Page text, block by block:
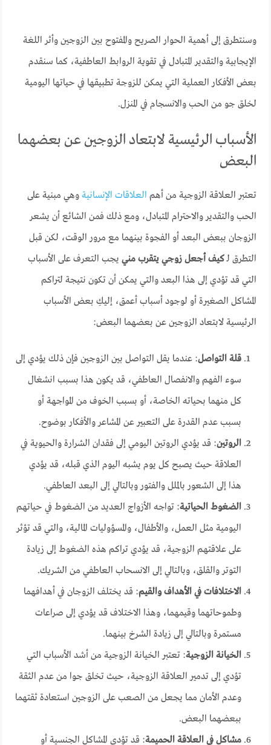
وسنتطرق إلى أهمية الحوار الصريح والمفتوح بين الزوجين وأثر اللغة
الإيجابية والتقدير المتبادل في تقوية الروابط العاطفية، كما سنقدم
بعض الأفكار العملية التي يمكن للزوجة تطبيقها في حياتها اليومية
لخلق جو من الحب والانسجام في المنزل.
الأسباب الرئيسية لابتعاد الزوجين عن بعضهما
البعض
تعتبر العلاقة الزوجية من أهم العلاقات الإنسانية وهي مبنية على
الحب والتقدير والاحترام المتبادل، ومع ذلك فمن الشائع أن يشعر
الزوجان ببعض البعد أو الفجوة بينهما مع مرور الوقت، لكن قبل
التطرق لـكيف أجعل زوجي يتقرب مني يجب التعرف على الأسباب
التي قد تؤدي إلى هذا البعد والتي يمكن أن تكون نتيجة لتراكم
المشاكل الصغيرة أو لوجود أسباب أعمق، إليكِ بعض الأسباب
الرئيسية لابتعاد الزوجين عن بعضهما البعض:
قلة التواصل: عندما يقل التواصل بين الزوجين فإن ذلك يؤدي إلى
سوء الفهم والانفصال العاطفي، قد يكون هذا بسبب انشغال
كل منهما بحياته الخاصة، أو بسبب الخوف من المواجهة أو
بسبب عدم القدرة على التعبير عن المشاعر والأفكار بوضوح.
الروتين: قد يؤدي الروتين اليومي إلى فقدان الشرارة والحيوية في
العلاقة حيث يصبح كل يوم يشبه اليوم الذي قبله، قد يؤدي
هذا إلى الشعور بالملل والفتور وبالتالي إلى البعد العاطفي.
الضغوط الحياتية: تواجه الأزواج العديد من الضغوط في حياتهم
اليومية مثل العمل، والأطفال، والمسؤوليات المالية، والتي قد تؤثر
على علاقتهم الزوجية، قد يؤدي تراكم هذه الضغوط إلى زيادة
التوتر والقلق، وبالتالي إلى الانسحاب العاطفي من الشريك.
الاختلافات في الأهداف والقيم: قد يختلف الزوجان في أهدافهما
وطموحاتهما وقيمهما، وهذا الاختلاف قد يؤدي إلى صراعات
مستمرة وبالتالي إلى زيادة الشرخ بينهما.
الخيانة الزوجية: تعتبر الخيانة الزوجية من أشد الأسباب التي
تؤدي إلى تدمير العلاقة الزوجية، حيث تخلق جوا من عدم الثقة
وعدم الأمان مما يجعل من الصعب على الزوجين استعادة ثقتهما
ببعضهما البعض.
مشاكل في العلاقة الحميمة: قد تؤدي المشاكل الجنسية أو